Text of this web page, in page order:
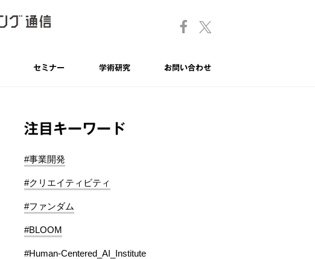
セミナー 学術研究 お問い合わせ
注目キーワード
#事業開発
#クリエイティビティ
#ファンダム
#BLOOM
#Human-Centered_AI_Institute